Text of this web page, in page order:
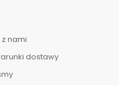
z nami
dostawy